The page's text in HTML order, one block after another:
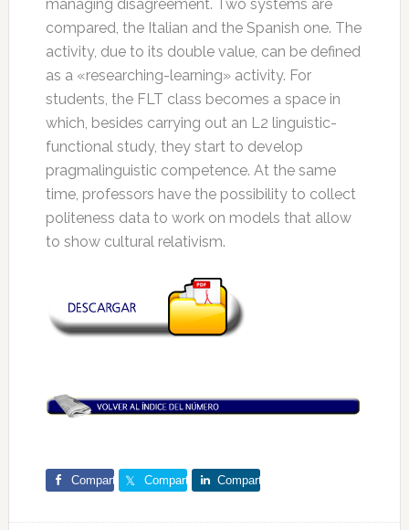
managing disagreement. Two systems are
compared, the Italian and the Spanish one. The
activity, due to its double value, can be defined
as a «researching-learning» activity. For
students, the FLT class becomes a space in
which, besides carrying out an L2 linguistic-
functional study, they start to develop
pragmalinguistic competence. At the same
time, professors have the possibility to collect
politeness data to work on models that allow
to show cultural relativism.
Comparte Comparte Comparte